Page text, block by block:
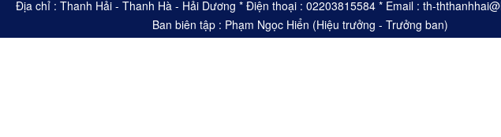
Địa chỉ : Thanh Hải - Thanh Hà - Hải Dương * Điện thoại : 02203815584 * Email : th-
Ban biên tập : Phạm Ngọc Hiển (Hiệu trưởng - Trưởng ban)